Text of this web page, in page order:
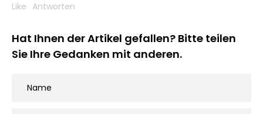
Like Antworten
Hat Ihnen der Artikel gefallen? Bitte teilen
Sie Ihre Gedanken mit anderen.